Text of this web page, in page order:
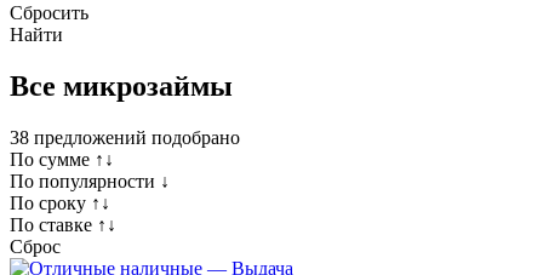
Сбросить
Найти
Все микрозаймы
38 предложений подобрано
По сумме ↑↓
По популярности ↓
По сроку ↑↓
По ставке ↑↓
Сброс